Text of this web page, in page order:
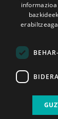
2026ko eka. 1a